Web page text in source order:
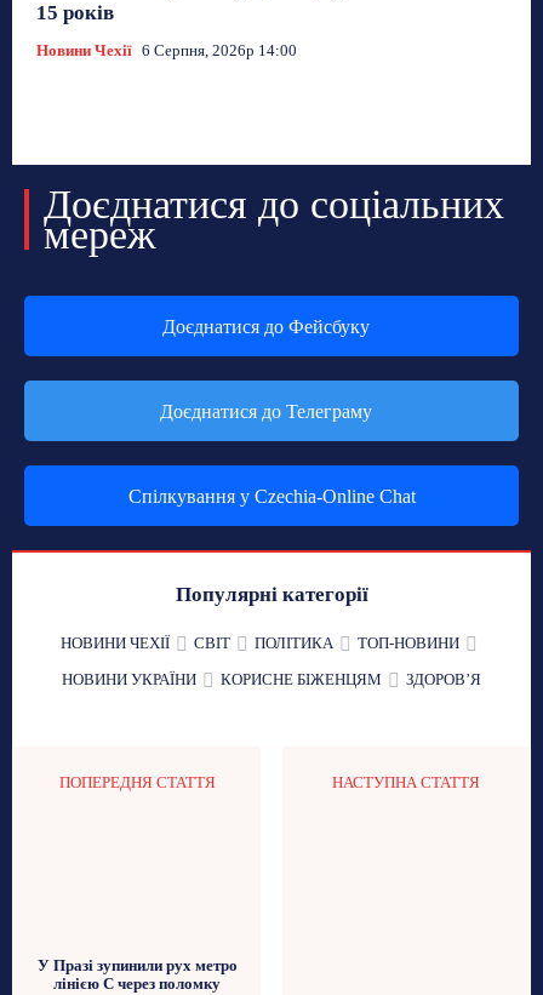
15 років
Новини Чехії 6 Серпня, 2026р 14:00
Доєднатися до соціальних
мереж
Доєднатися до Фейсбуку
Доєднатися до Телеграму
Спілкування у Czechia-Online Chat
Популярні категорії
НОВИНИ ЧЕХІЇ СВІТ ПОЛІТИКА
ТОП-НОВИНИ
НОВИНИ УКРАЇНИ
КОРИСНЕ БІЖЕНЦЯМ ЗДОРОВʼЯ
ПОПЕРЕДНЯ СТАТТЯ
У Празі зупинили рух метро
лінією С через поломку
НАСТУПНА СТАТТЯ